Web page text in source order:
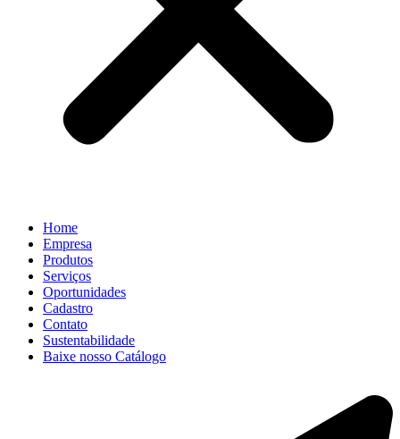
Home
Empresa
Produtos
Serviços
Oportunidades
Cadastro
Contato
Sustentabilidade
Baixe nosso Catálogo